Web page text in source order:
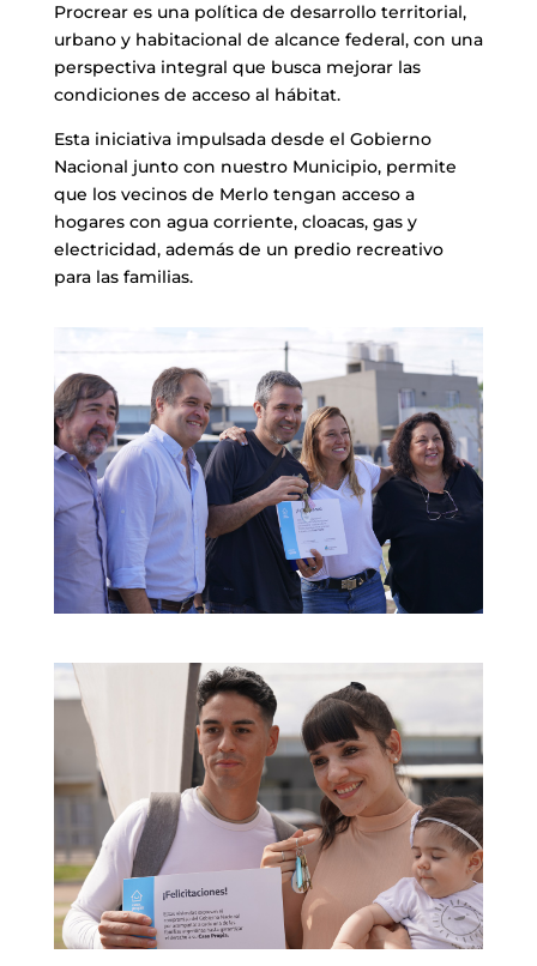
Procrear es una política de desarrollo territorial,
urbano y habitacional de alcance federal, con una
perspectiva integral que busca mejorar las
condiciones de acceso al hábitat.
Esta iniciativa impulsada desde el Gobierno
Nacional junto con nuestro Municipio, permite
que los vecinos de Merlo tengan acceso a
hogares con agua corriente, cloacas, gas y
electricidad, además de un predio recreativo
para las familias.